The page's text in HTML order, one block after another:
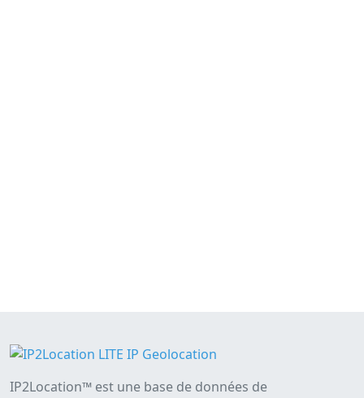
IP2Location™ est une base de données de